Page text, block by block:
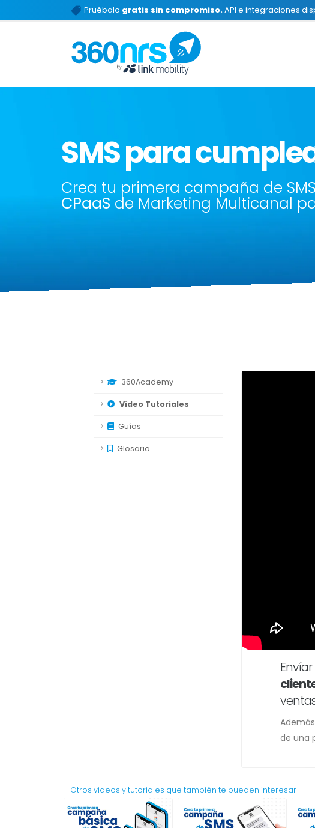
Pruébalo gratis sin compromiso.API e integraciones
SMS para
Crea tu primera campaña de
CPaaS de Marketing Multicanal
360Academy
Video Tutoriales
Guías
Glosario
de una
Otros videos y tutoriales que también te pueden interesar